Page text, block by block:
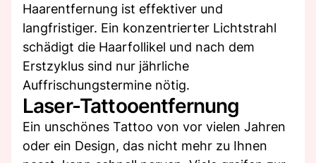
Haarentfernung ist effektiver und
langfristiger. Ein konzentrierter Lichtstrahl
schädigt die Haarfollikel und nach dem
Erstzyklus sind nur jährliche
Auffrischungstermine nötig.
Laser-Tattooentfernung
Ein unschönes Tattoo von vor vielen Jahren
oder ein Design, das nicht mehr zu Ihnen